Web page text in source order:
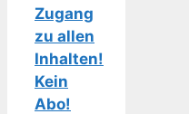
Zugang
zu allen
Inhalten!
Kein
Abo!